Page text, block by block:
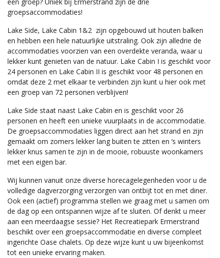
groepsaccommodaties!
Lake Side, Lake Cabin 1&2 zijn opgebouwd uit houten balken
en hebben een hele natuurlijke uitstraling. Ook zijn alledrie de
accommodaties voorzien van een overdekte veranda, waar u
lekker kunt genieten van de natuur. Lake Cabin I is geschikt voor
24 personen en Lake Cabin II is geschikt voor 48 personen en
omdat deze 2 met elkaar te verbinden zijn kunt u hier ook met
een groep van 72 personen verblijven!
Lake Side staat naast Lake Cabin en is geschikt voor 26
personen en heeft een unieke vuurplaats in de accommodatie.
De groepsaccommodaties liggen direct aan het strand en zijn
gemaakt om zomers lekker lang buiten te zitten en ‘s winters
lekker knus samen te zijn in de mooie, robuuste woonkamers
met een eigen bar.
Wij kunnen vanuit onze diverse horecagelegenheden voor u de
volledige dagverzorging verzorgen van ontbijt tot en met diner.
Ook een (actief) programma stellen we graag met u samen om
de dag op een ontspannen wijze af te sluiten. Of denkt u meer
aan een meerdaagse sessie? Het Recreatiepark Ermerstrand
beschikt over een groepsaccommodatie en diverse compleet
ingerichte Oase chalets. Op deze wijze kunt u uw bijeenkomst
tot een unieke ervaring maken.